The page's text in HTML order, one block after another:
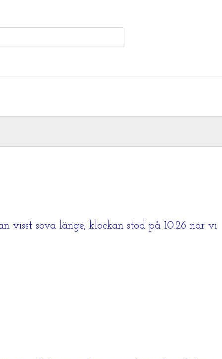
visst sova länge, klockan stod på 10.26 när vi